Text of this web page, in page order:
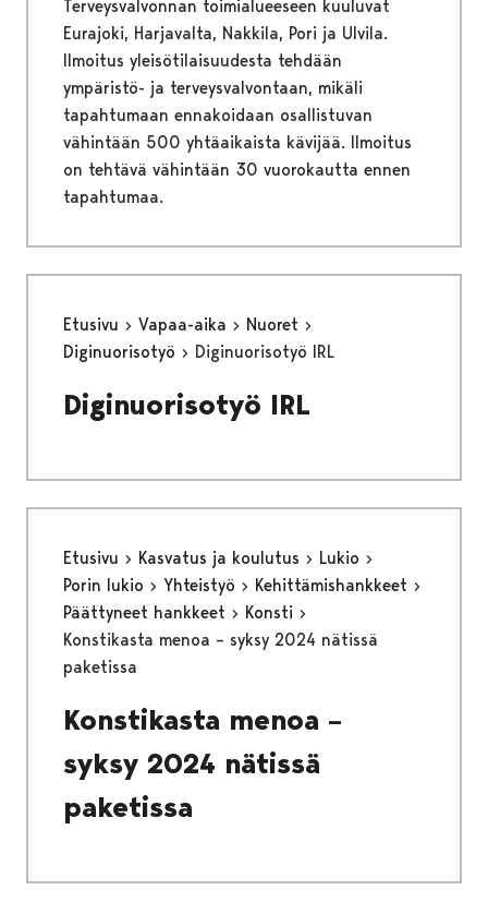
Terveysvalvonnan toimialueeseen kuuluvat
Eurajoki, Harjavalta, Nakkila, Pori ja Ulvila.
Ilmoitus yleisötilaisuudesta tehdään
ympäristö- ja terveysvalvontaan, mikäli
tapahtumaan ennakoidaan osallistuvan
vähintään 500 yhtäaikaista kävijää. Ilmoitus
on tehtävä vähintään 30 vuorokautta ennen
tapahtumaa.
Etusivu Vapaa-aika
Nuoret
Diginuorisotyö
Diginuorisotyö IRL
Diginuorisotyö IRL
Etusivu Kasvatus ja koulutus
Lukio
Porin lukio
Yhteistyö
Kehittämishankkeet
Päättyneet hankkeet
Konsti
Konstikasta menoa – syksy 2024 nätissä
paketissa
Konstikasta menoa –
syksy 2024 nätissä
paketissa